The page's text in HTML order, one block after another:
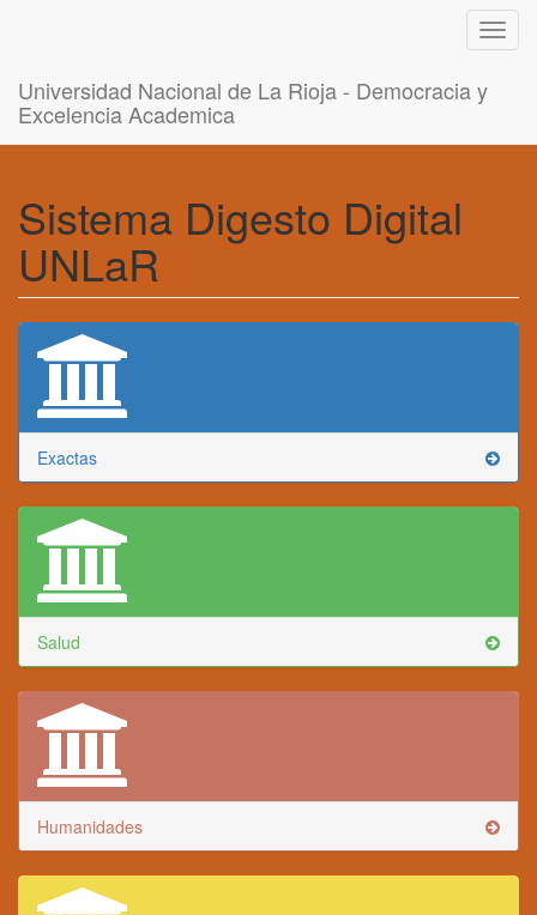
Universidad Nacional de La Rioja - Democracia y
Excelencia Academica
Sistema Digesto Digital
UNLaR
Exactas
Salud
Humanidades